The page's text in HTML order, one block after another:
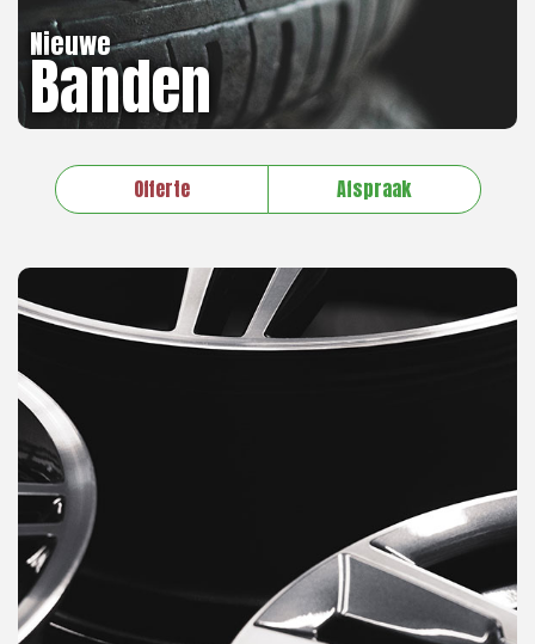
Nieuwe
Banden
Offerte Afspraak